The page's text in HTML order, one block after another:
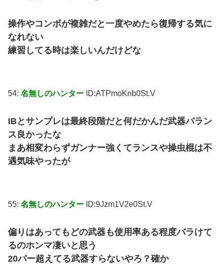
操作やコンボが複雑だと一度やめたら復帰する気に
なれない
練習してる時は楽しいんだけどな
54: 名無しのハンター ID:ATPmoKnb0St.V
IBとサンブレは最終段階だと何だかんだ武器バラン
ス良かったな
まあ相変わらずガンナー強くてランスや操虫棍は不
遇気味やったが
55: 名無しのハンター ID:9Jzm1V2e0St.V
偏りはあってもどの武器も使用率ある程度バラけて
るのホンマ凄いと思う
20パー超えてる武器すらないやろ？確か